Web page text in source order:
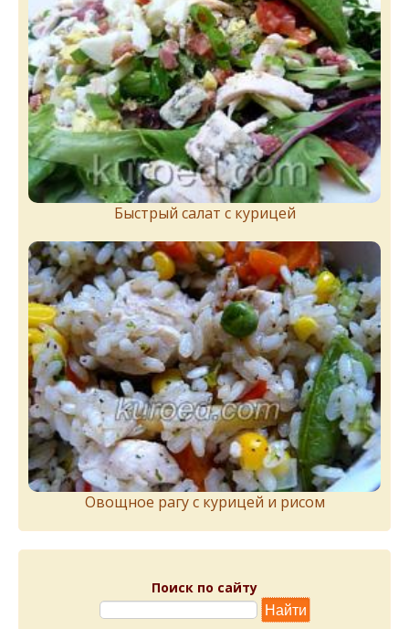
Быстрый салат с курицей
Овощное рагу с курицей и рисом
Поиск по сайту